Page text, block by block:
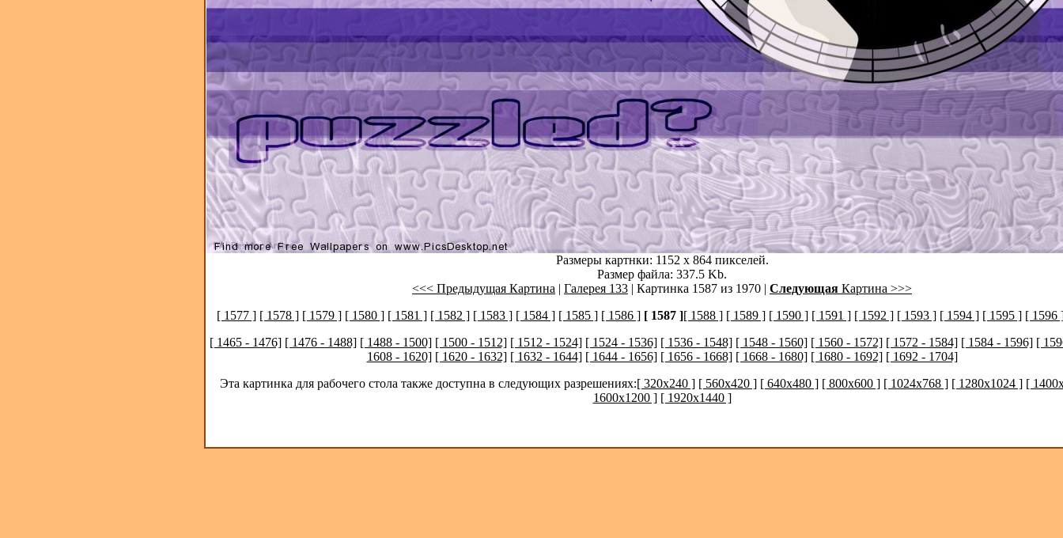
Размеры картнки: 1152 x 864 пикселей.
Размер файла: 337.5 Kb.
<<< Предыдущая Картина | Галерея 133 | Картинка 1587 из 1970 | Следующая Картина >>>
[ 1577 ] [ 1578 ] [ 1579 ] [ 1580 ] [ 1581 ] [ 1582 ] [ 1583 ] [ 1584 ] [ 1585 ] [ 1586 ] [ 1587 ][ 1588 ] [ 1589 ] [ 1590 ] [ 1591 ] [ 1592 ] [ 1593 ] [ 1594 ] [ 1595 ] [ 1596
[ 1465 - 1476] [ 1476 - 1488] [ 1488 - 1500] [ 1500 - 1512] [ 1512 - 1524] [ 1524 - 1536] [ 1536 - 1548] [ 1548 - 1560] [ 1560 - 1572] [ 1572 - 1584] [ 1584 - 1596] [
1608 - 1620] [ 1620 - 1632] [ 1632 - 1644] [ 1644 - 1656] [ 1656 - 1668] [ 1668 - 1680] [ 1680 - 1692] [ 1692 - 1704]
Эта картинка для рабочего стола также доступна в следующих разрешениях:[ 320x240 ] [ 560x420 ] [ 640x480 ] [ 800x600 ] [ 1024x768 ] [ 1280x1024 ] [
1600x1200 ] [ 1920x1440 ]